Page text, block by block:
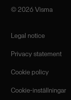
©️ 2026 Visma
Legal notice
Privacy statement
Cookie policy
Cookie-inställningar